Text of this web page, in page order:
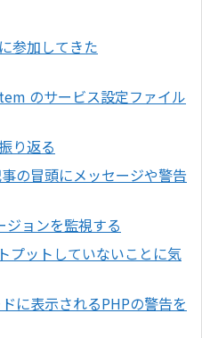
参加してきた
のサービス設定ファイル
り返る
の冒頭にメッセージや警告
ョンを監視する
プットしていないことに気
に表示されるPHPの警告を